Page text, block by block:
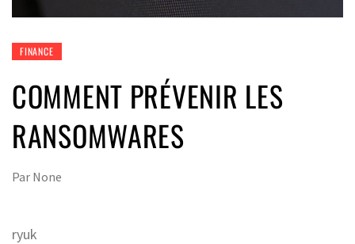
FINANCE
COMMENT PRÉVENIR LES
RANSOMWARES
Par None
ryuk